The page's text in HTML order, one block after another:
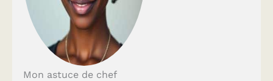
Mon astuce de chef